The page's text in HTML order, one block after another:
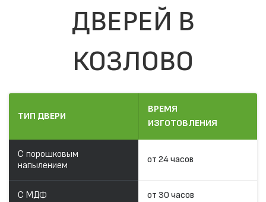
ДВЕРЕЙ В
КОЗЛОВО
ТИП ДВЕРИ
ВРЕМЯ
ИЗГОТОВЛЕНИЯ
С порошковым
напылением
от 24 часов
С МДФ от 30 часов